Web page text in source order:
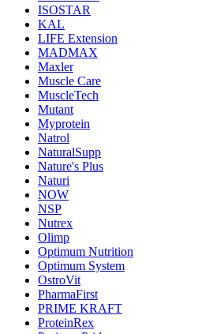
ISOSTAR
KAL
LIFE Extension
MADMAX
Maxler
Muscle Care
MuscleTech
Mutant
Myprotein
Natrol
NaturalSupp
Nature's Plus
Naturi
NOW
NSP
Nutrex
Olimp
Optimum Nutrition
Optimum System
OstroVit
PharmaFirst
PRIME KRAFT
ProteinRex